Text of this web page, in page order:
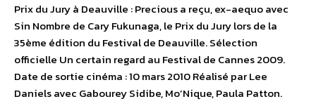
Prix du Jury à Deauville : Precious a reçu, ex-aequo avec
Sin Nombre de Cary Fukunaga, le Prix du Jury lors de la
35ème édition du Festival de Deauville. Sélection
officielle Un certain regard au Festival de Cannes 2009.
Date de sortie cinéma : 10 mars 2010 Réalisé par Lee
Daniels avec Gabourey Sidibe, Mo’Nique, Paula Patton.